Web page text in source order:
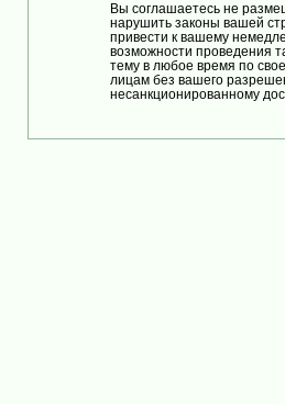
Вы соглашаетесь не
нарушить законы вашей
привести к вашему
возможности проведения
тему в любое время по
лицам без вашего
несанкционированному